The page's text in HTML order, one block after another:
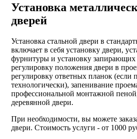
Установка
дверей
Установка стальной двери в
включает в себя установку двери,
фурнитуры и установку запирающих
регулировку положения двери в
регулировку ответных планок (если
технологически), запенивание
профессиональной монтажной
деревянной двери.
При необходимости, вы можете
двери. Стоимость услуги - от 1000